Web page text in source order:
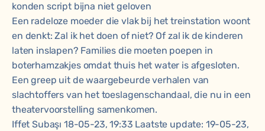
konden script bijna niet geloven
Een radeloze moeder die vlak bij het treinstation woont
en denkt: Zal ik het doen of niet? Of zal ik de kinderen
laten inslapen? Families die moeten poepen in
boterhamzakjes omdat thuis het water is afgesloten.
Een greep uit de waargebeurde verhalen van
slachtoffers van het toeslagenschandaal, die nu in een
theatervoorstelling samenkomen.
Iffet Subaşı 18-05-23, 19:33 Laatste update: 19-05-23,